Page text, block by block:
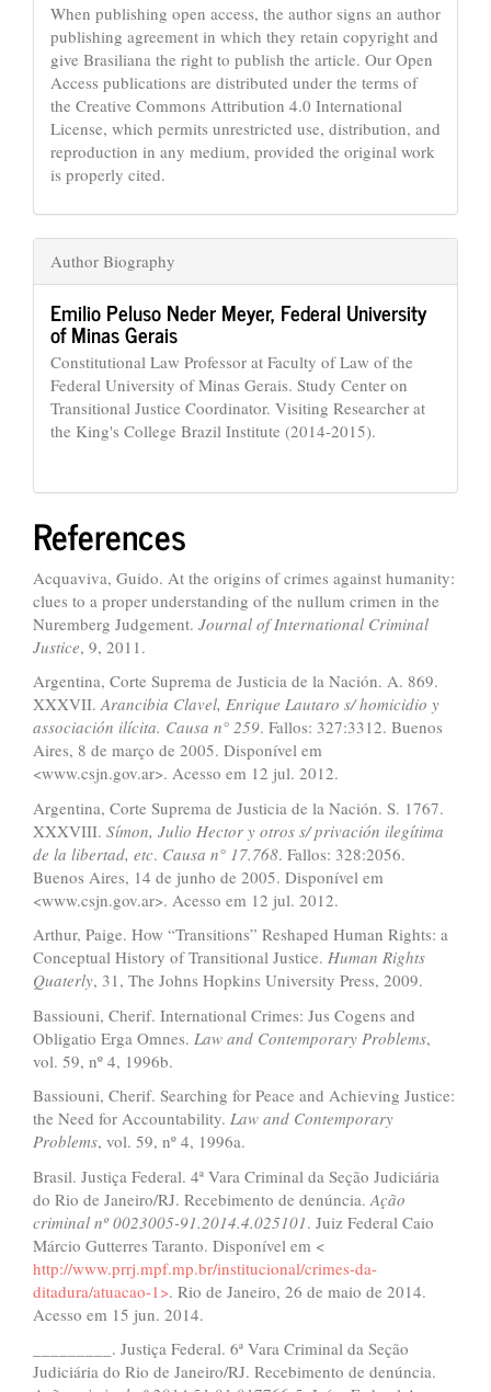
When publishing open access, the author signs an author
publishing agreement in which they retain copyright and
give Brasiliana the right to publish the article. Our Open
Access publications are distributed under the terms of
the Creative Commons Attribution 4.0 International
License, which permits unrestricted use, distribution, and
reproduction in any medium, provided the original work
is properly cited.
Author Biography
Emilio Peluso Neder Meyer, Federal University
of Minas Gerais
Constitutional Law Professor at Faculty of Law of the
Federal University of Minas Gerais. Study Center on
Transitional Justice Coordinator. Visiting Researcher at
the King's College Brazil Institute (2014-2015).
References
Acquaviva, Guido. At the origins of crimes against humanity:
clues to a proper understanding of the nullum crimen in the
Nuremberg Judgement. Journal of International Criminal
Justice, 9, 2011.
Argentina, Corte Suprema de Justicia de la Nación. A. 869.
XXXVII.Arancibia Clavel, Enrique Lautaro s/ homicidio y
associación ilícita. Causa n° 259. Fallos: 327:3312. Buenos
Aires, 8 de março de 2005. Disponível em
<www.csjn.gov.ar>. Acesso em 12 jul. 2012.
Argentina, Corte Suprema de Justicia de la Nación. S. 1767.
XXXVIII. Símon, Julio Hector y otros s/ privación ilegítima
de la libertad, etc. Causa n° 17.768. Fallos: 328:2056.
Buenos Aires, 14 de junho de 2005. Disponível em
<www.csjn.gov.ar>. Acesso em 12 jul. 2012.
Arthur, Paige. How “Transitions” Reshaped Human Rights: a
Conceptual History of Transitional Justice. Human Rights
Quaterly, 31, The Johns Hopkins University Press, 2009.
Bassiouni, Cherif. International Crimes: Jus Cogens and
Obligatio Erga Omnes. Law and Contemporary Problems,
vol. 59, nº 4, 1996b.
Bassiouni, Cherif. Searching for Peace and Achieving Justice:
the Need for Accountability. Law and Contemporary
Problems, vol. 59, nº 4, 1996a.
Brasil. Justiça Federal. 4ª Vara Criminal da Seção Judiciária
do Rio de Janeiro/RJ. Recebimento de denúncia. Ação
criminal nº 0023005-91.2014.4.025101. Juiz Federal Caio
Márcio Gutterres Taranto. Disponível em <
http://www.prrj.mpf.mp.br/institucional/crimes-da-
ditadura/atuacao-1>. Rio de Janeiro, 26 de maio de 2014.
Acesso em 15 jun. 2014.
_________. Justiça Federal. 6ª Vara Criminal da Seção
Judiciária do Rio de Janeiro/RJ. Recebimento de denúncia.